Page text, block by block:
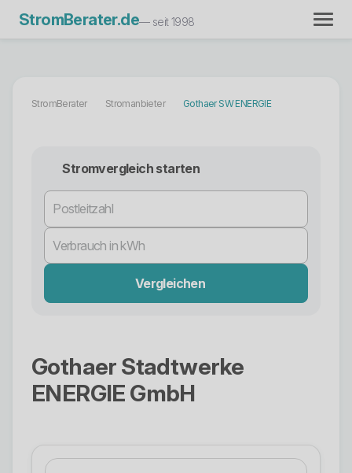
StromBerater.de— seit 1998
StromBerater Stromanbieter Gothaer SW ENERGIE
Stromvergleich starten
Vergleichen
Gothaer Stadtwerke
ENERGIE GmbH